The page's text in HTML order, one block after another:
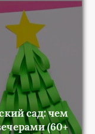
сад: чем
(60+